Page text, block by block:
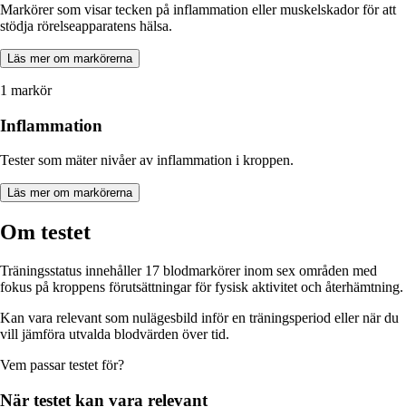
Markörer som visar tecken på inflammation eller muskelskador för att
stödja rörelseapparatens hälsa.
Läs mer om markörerna
1 markör
Inflammation
Tester som mäter nivåer av inflammation i kroppen.
Läs mer om markörerna
Om testet
Träningsstatus innehåller 17 blodmarkörer inom sex områden med
fokus på kroppens förutsättningar för fysisk aktivitet och återhämtning.
Kan vara relevant som nulägesbild inför en träningsperiod eller när du
vill jämföra utvalda blodvärden över tid.
Vem passartestet för?
När testet kan vara relevant